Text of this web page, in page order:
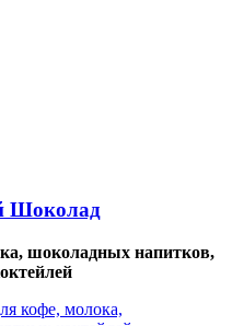
Шоколад
шоколадных напитков,